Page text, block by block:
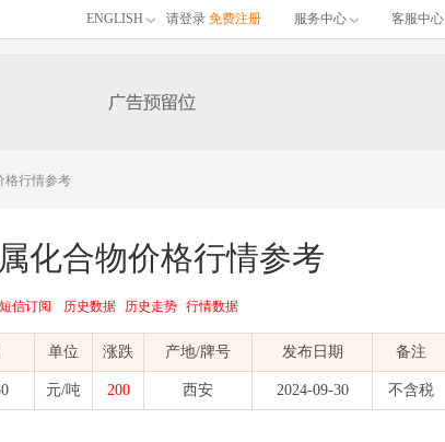
ENGLISH 请登录 免费注册 服务中心 客服中心
格行情参考
化合物价格行情参考
短信订阅 历史数据 历史走势 行情数据
单位 涨跌 产地/牌号 发布日期 备注
元/吨 200 西安 2024-09-30 不含税